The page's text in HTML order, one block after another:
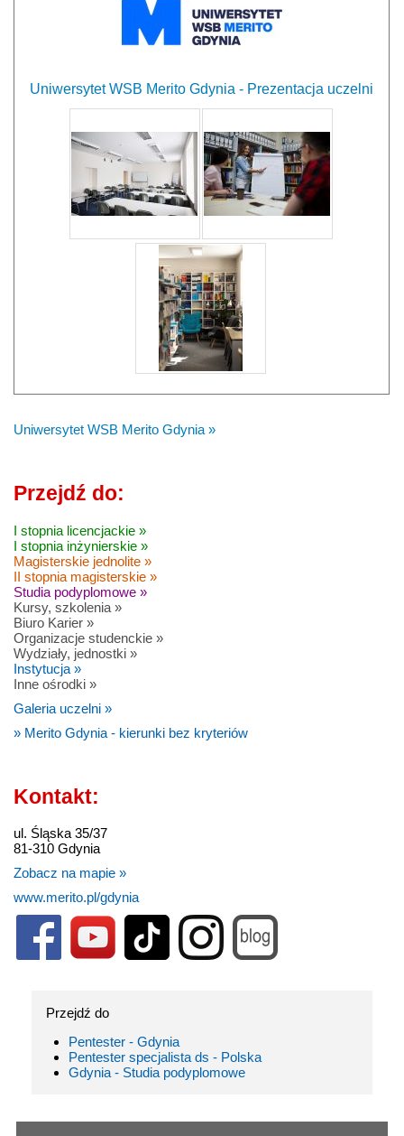
Uniwersytet WSB Merito Gdynia - Prezentacja uczelni
Uniwersytet WSB Merito Gdynia »
Przejdź do:
I stopnia licencjackie »
I stopnia inżynierskie »
Magisterskie jednolite »
II stopnia magisterskie »
Studia podyplomowe »
Kursy, szkolenia »
Biuro Karier »
Organizacje studenckie »
Wydziały, jednostki »
Instytucja »
Inne ośrodki »
Galeria uczelni »
» Merito Gdynia - kierunki bez kryteriów
Kontakt:
ul. Śląska 35/37
81-310 Gdynia
Zobacz na mapie »
www.merito.pl/gdynia
Przejdź do
Pentester - Gdynia
Pentester specjalista ds - Polska
Gdynia - Studia podyplomowe